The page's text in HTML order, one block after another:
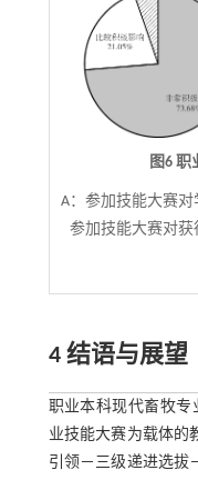
图6 职
A：参加技能大赛对
参加技能大赛对获
4 结语与展望
职业本科现代畜牧专
业技能大赛为载体的
引领－三级递进选拔